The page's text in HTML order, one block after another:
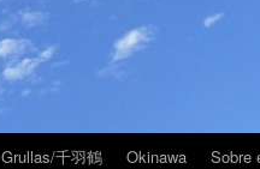
Grullas/千羽鶴 Okinawa Sobre